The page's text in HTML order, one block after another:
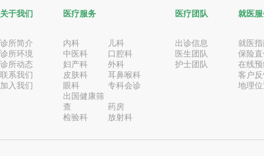
关于我们
诊所简介
诊所环境
诊所动态
联系我们
加入我们
医疗服务
内科
儿科
中医科
口腔科
妇产科
外科
皮肤科
耳鼻喉科
眼科
专科会诊
出国健康筛
查
药房
检验科
放射科
医疗团队
出诊信息
医生团队
护士团队
就医
就医
保险
在线
客户
地理